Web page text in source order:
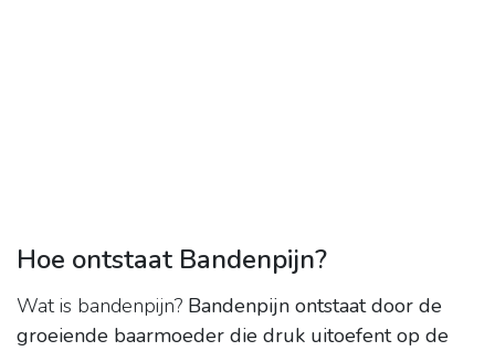
Hoe ontstaat Bandenpijn?
Wat is bandenpijn? Bandenpijn ontstaat door de
groeiende baarmoeder die druk uitoefent op de